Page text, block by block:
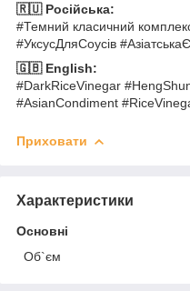
🇷🇺 Російська:
#Темний класичний
#УксусДляСоусів
🇬🇧 English:
#DarkRiceVinegar
#AsianCondiment
Приховати
Характеристики
Основні
Об`єм